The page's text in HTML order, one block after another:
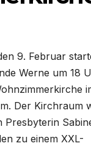
9. Febru­ar
Wer­ne um 18
Der Kirch­raum
zu einem XXL-